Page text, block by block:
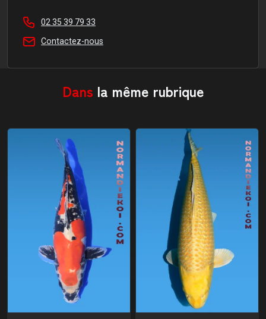
02 35 39 79 33
Contactez-nous
Dans la même rubrique